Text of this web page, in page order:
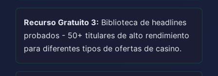
Recurso Gratuito 3: Biblioteca de headlines
probados - 50+ titulares de alto rendimiento
para diferentes tipos de ofertas de casino.